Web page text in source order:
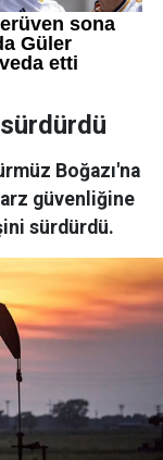
Boğazı'na
güvenliğine
sürdürdü.